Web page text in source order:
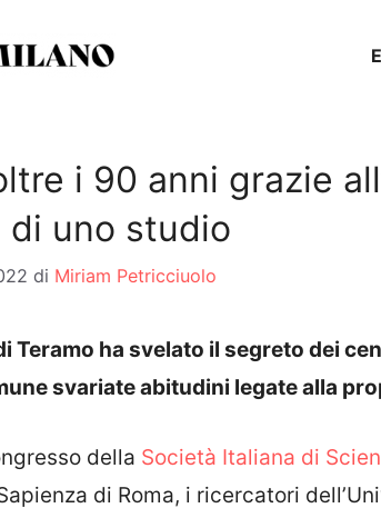
i 90 anni grazie
di uno studio
di Miriam Petricciuolo
Teramo ha svelato il segreto dei
svariate abitudini legate alla
della Società Italiana di
di Roma, i ricercatori